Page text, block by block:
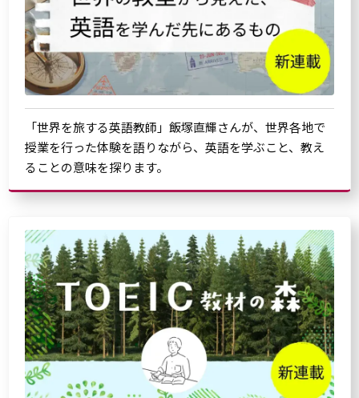
「世界を旅する英語教師」飯塚直輝さんが、世界各地で
授業を行った体験を語りながら、英語を学ぶこと、教え
ることの意味を探ります。